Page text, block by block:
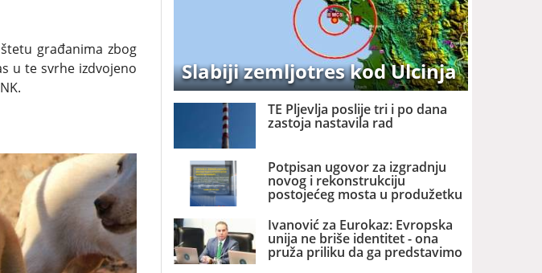
građanima zbog
u te svrhe izdvojeno
Slabiji zemljotres kod Ulcinja
TE Pljevlja poslije tri i po dana
zastoja nastavila rad
Potpisan ugovor za izgradnju
novog i rekonstrukciju
postojećeg mosta u produžetku
Bulevara Vojislavljevića
Ivanović za Eurokaz: Evropska
unija ne briše identitet - ona
pruža priliku da ga predstavimo
Evropi i svijetu